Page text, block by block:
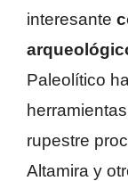
interesante
Paleolítico
rupestre
Altamira y